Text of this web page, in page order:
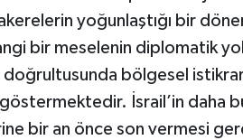
yoğunlaştığı bir
bir meselenin diplomatik
doğrultusunda bölgesel
göstermektedir. İsrail’in daha
bir an önce son vermesi